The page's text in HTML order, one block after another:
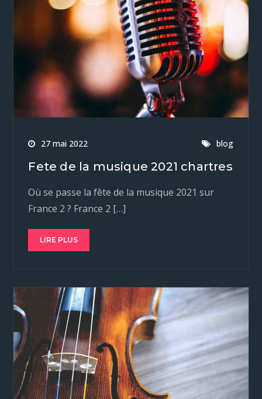
27 mai 2022 blog
Fete de la musique 2021 chartres
Où se passe la fête de la musique 2021 sur
France 2 ? France 2 […]
LIRE PLUS